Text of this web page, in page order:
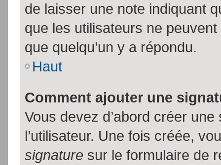
de laisser une note indiquant
que les utilisateurs ne
que quelqu’un y a répondu.
Haut
Comment ajouter une
Vous devez d’abord créer
l’utilisateur. Une fois créée,
signature sur le formulaire de